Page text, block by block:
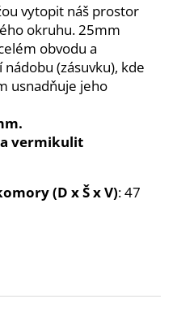
vytopit náš prostor
okruhu. 25mm
obvodu a
(zásuvku), kde
usnadňuje jeho
vermikulit
(D x Š x V): 47